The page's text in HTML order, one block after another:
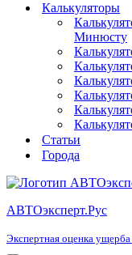
Калькуляторы
Минюсту
Статьи
Города
АВТОэксперт.Рус
Экспертная оценка ущерба